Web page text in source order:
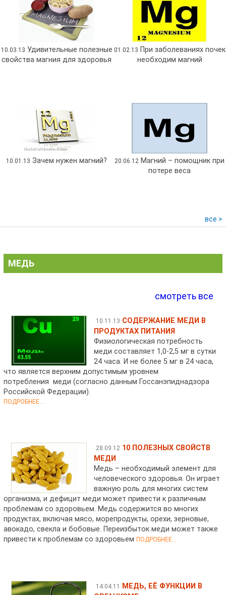
10.03.13 Удивительные полезные
свойства магния для здоровья
01.02.13 При заболеваниях почек
необходим магний
10.01.13 Зачем нужен магний? 20.06.12 Магний – помощник при
потере веса
все >
МЕДЬ
смотреть все
10.11.13 СОДЕРЖАНИЕ МЕДИ В
ПРОДУКТАХ ПИТАНИЯ
Физиологическая потребность
меди составляет 1,0-2,5 мг в сутки
24 часа. И не более 5 мг в 24 часа,
что является верхним допустимым уровнем
потребления меди (согласно данным Госсанэпиднадзора
Российской Федерации).
ПОДРОБНЕЕ...
28.09.12 10 ПОЛЕЗНЫХ СВОЙСТВ
МЕДИ
Медь – необходимый элемент для
человеческого здоровья. Он играет
важную роль для многих систем
организма, и дефицит меди может привести к различным
проблемам со здоровьем. Медь содержится во многих
продуктах, включая мясо, морепродукты, орехи, зерновые,
авокадо, свекла и бобовые. Переизбыток меди может также
привести к проблемам со здоровьемПОДРОБНЕЕ...
14.04.11
МЕДЬ, ЕЁ ФУНКЦИИ В